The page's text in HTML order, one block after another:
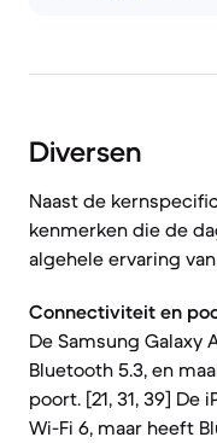
Diversen
Naast de
kenmerken die de
algehele ervaring
Connectiviteit en
De Samsung Galaxy
Bluetooth 5.3, en
poort. [21, 31, 39] De
Wi-Fi 6, maar heeft